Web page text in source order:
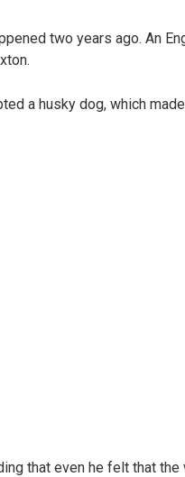
two years ago. An
a husky dog, which
that even he felt that the